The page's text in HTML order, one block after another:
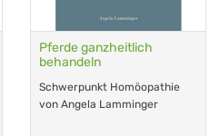
Pferde ganzheitlich
behandeln
Schwerpunkt Homöopathie
von Angela Lamminger